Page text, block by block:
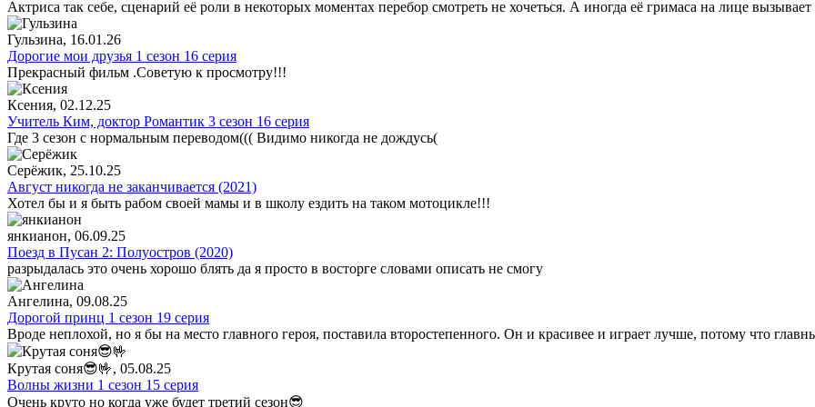
Актриса так себе, сценарий её роли в некоторых моментах перебор смотреть не хочеться. А иногда её гримаса на лице вызывает
Гульзина, 16.01.26
Дорогие мои друзья 1 сезон 16 серия
Прекрасный фильм .Советую к просмотру!!!
Ксения, 02.12.25
Учитель Ким, доктор Романтик 3 сезон 16 серия
Где 3 сезон с нормальным переводом((( Видимо никогда не дождусь(
Серёжик, 25.10.25
Август никогда не заканчивается (2021)
Хотел бы и я быть рабом своей мамы и в школу ездить на таком мотоцикле!!!
янкианон, 06.09.25
Поезд в Пусан 2: Полуостров (2020)
разрыдалась это очень хорошо блять да я просто в восторге словами описать не смогу
Ангелина, 09.08.25
Дорогой принц 1 сезон 19 серия
Вроде неплохой, но я бы на место главного героя, поставила второстепенного. Он и красивее и играет лучше, потому что
Крутая соня😎🤟, 05.08.25
Волны жизни 1 сезон 15 серия
Очень круто но когда уже будет третий сезон😎